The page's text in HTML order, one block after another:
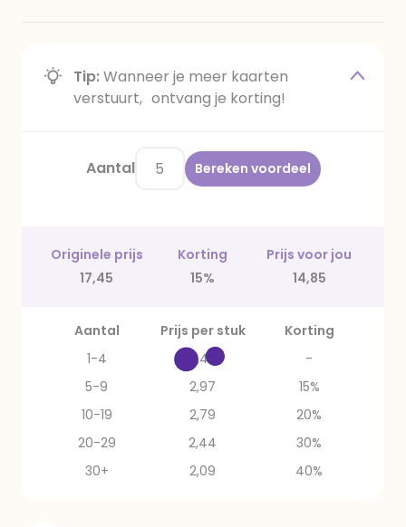
Tip:Wanneer je meer kaarten
verstuurt, ontvang je korting!
Aantal Bereken voordeel
Originele prijs Korting
Prijs voor jou
17,45
15% 14,85
Aantal Prijs per stuk
Korting
1-4
3,49
-
5-9
2,97
15%
10-19
2,79
20%
20-29
2,44
30%
30+
2,09 40%